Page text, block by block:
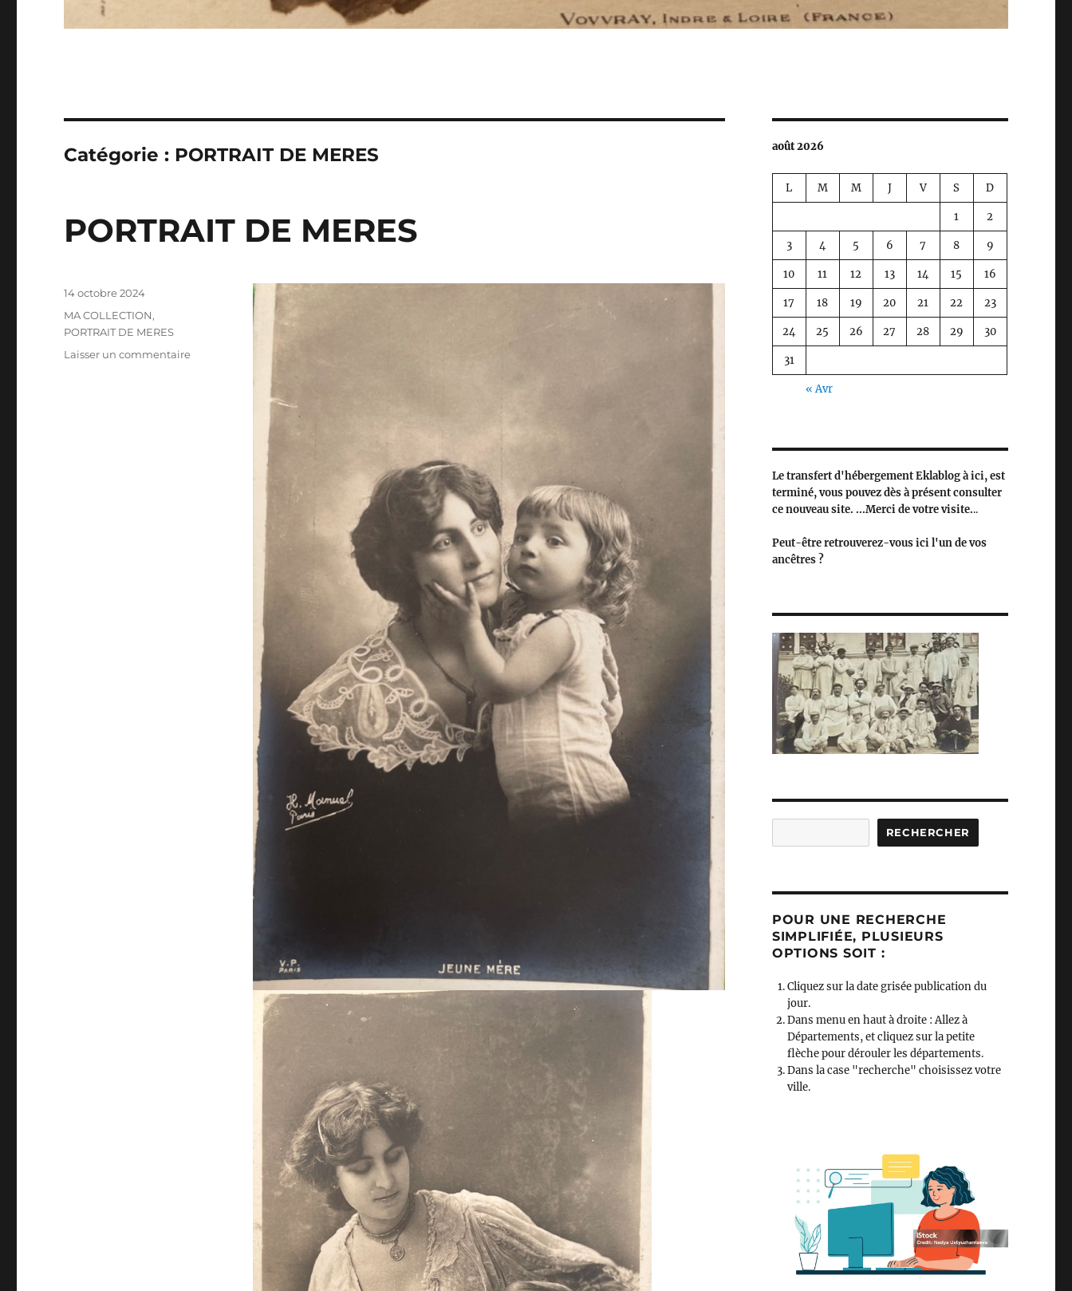
Catégorie : PORTRAIT DE MERES
PORTRAIT DE MERES
Publié
14 octobre 2024
Catégories
MA COLLECTION,
PORTRAIT DE MERES
Laisser un commentairesur
août 2026
L M M J V S D
1 2
3 4 5 6 7 8 9
10 11 12 13 14 15 16
17 18 19 20 21 22 23
24 25 26 27 28 29 30
31
« Avr
Le transfert d'hébergement Eklablog à ici, est
terminé, vous pouvez dès à présent consulter
ce nouveau site. ...Merci de votre visite...
Peut-être retrouverez-vous ici l'un de vos
ancêtres ?
RECHERCHER
POUR UNE RECHERCHE
SIMPLIFIÉE, PLUSIEURS
OPTIONS SOIT :
Cliquez sur la date grisée publication du
jour.
Dans menu en haut à droite : Allez à
Départements, et cliquez sur la petite
flèche pour dérouler les départements.
Dans la case "recherche" choisissez votre
ville.